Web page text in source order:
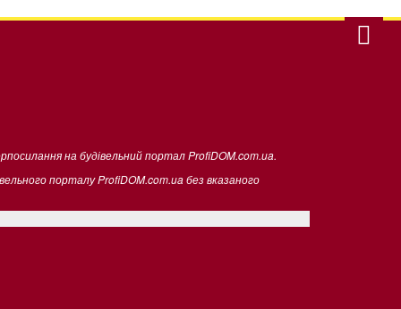
на будівельний портал ProfiDOM.com.ua.
порталу ProfiDOM.com.ua без вказаного